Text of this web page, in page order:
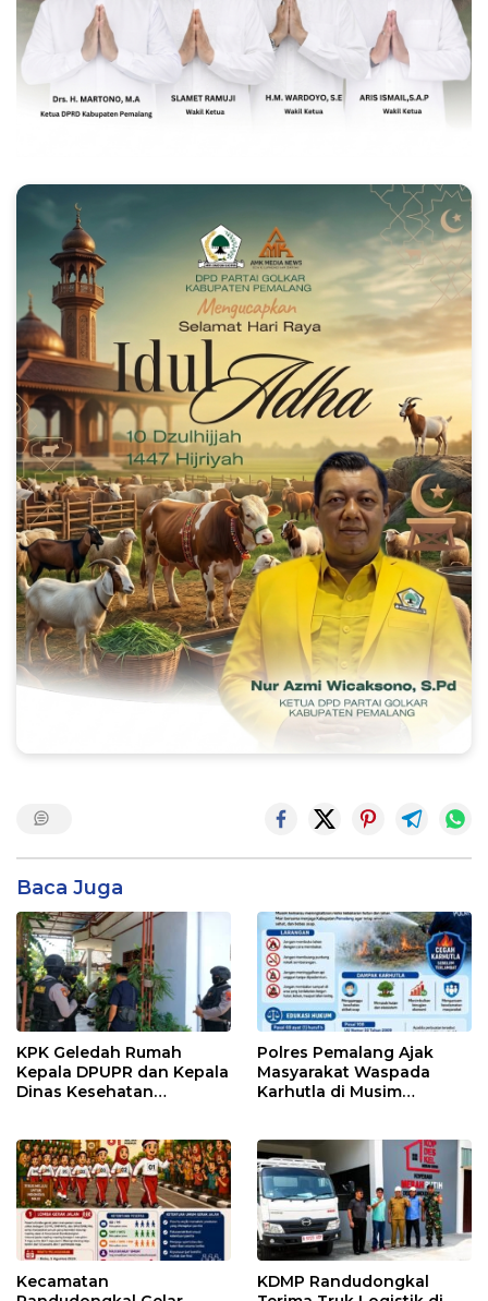
Baca Juga
KPK Geledah Rumah
Kepala DPUPR dan Kepala
Dinas Kesehatan
Polres Pemalang Ajak
Masyarakat Waspada
Karhutla di Musim
Kecamatan
KDMP Randudongkal